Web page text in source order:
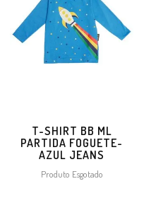
T-SHIRT BB ML
PARTIDA FOGUETE-
AZUL JEANS
Produto Esgotado